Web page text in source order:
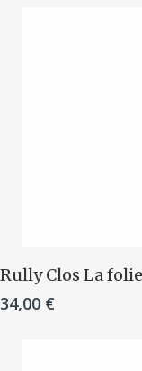
Rully Clos La
34,00 €